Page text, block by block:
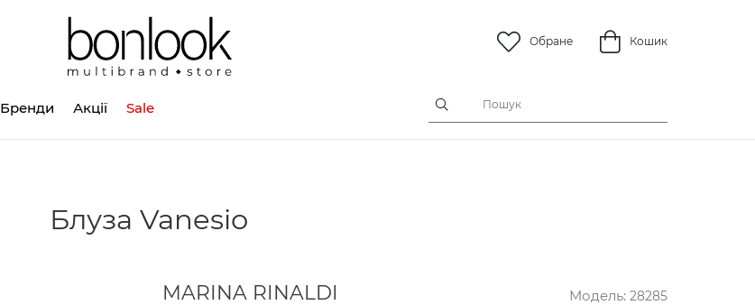
Обране Кошик
Бренди Акції Sale
Блуза Vanesio
MARINA RINALDI Модель: 28285